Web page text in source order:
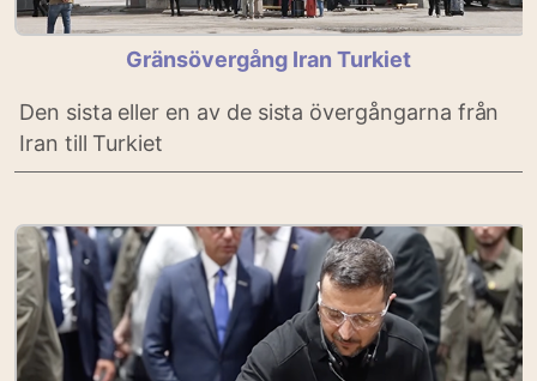
Gränsövergång Iran Turkiet
Den sista eller en av de sista övergångarna från
Iran till Turkiet